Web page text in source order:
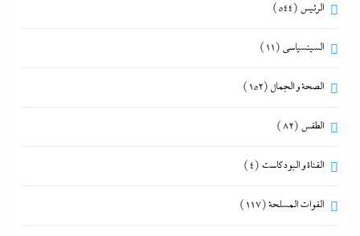
الرئيس (544)
السينسياسي (11)
الصحة و الجمال (152)
الطقس (82)
القناة و البودكاست (4)
القوات المسلحة(117)